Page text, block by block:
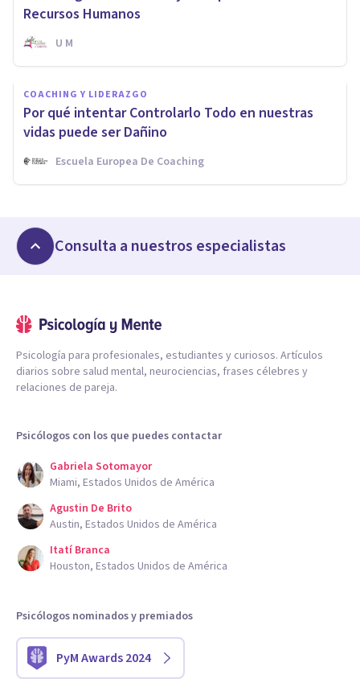
Recursos Humanos
U M
COACHING Y LIDERAZGO
Por qué intentar Controlarlo Todo en nuestras
vidas puede ser Dañino
Escuela Europea De Coaching
Consulta a nuestros especialistas
Psicología para profesionales, estudiantes y curiosos. Artículos
diarios sobre salud mental, neurociencias, frases célebres y
relaciones de pareja.
Psicólogos con los que puedes contactar
Gabriela Sotomayor
Miami, Estados Unidos de América
Agustin De Brito
Austin, Estados Unidos de América
Itatí Branca
Houston, Estados Unidos de América
Psicólogos nominados y premiados
PyM Awards 2024